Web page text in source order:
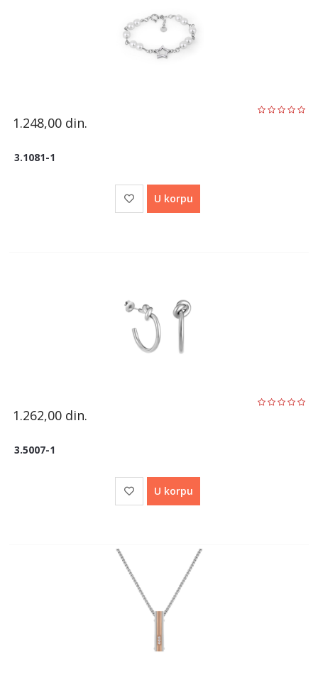
1.248,00 din.
3.1081-1
U korpu
1.262,00 din.
3.5007-1
U korpu